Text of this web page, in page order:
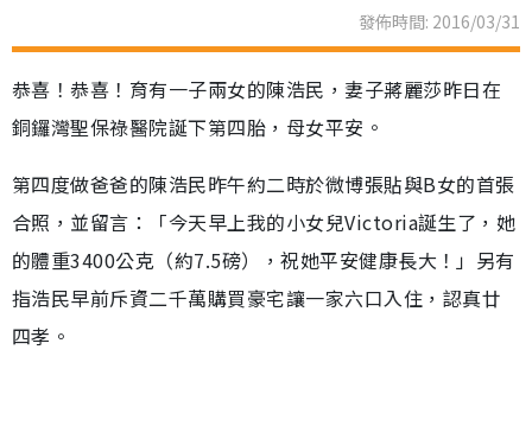
發佈時間: 2016/03/31
恭喜！恭喜！育有一子兩女的陳浩民，妻子蔣麗莎昨日在
銅鑼灣聖保祿醫院誕下第四胎，母女平安。
第四度做爸爸的陳浩民昨午約二時於微博張貼與B女的首張
合照，並留言：「今天早上我的小女兒Victoria誕生了，她
的體重3400公克（約7.5磅），祝她平安健康長大！」另有
指浩民早前斥資二千萬購買豪宅讓一家六口入住，認真廿
四孝。